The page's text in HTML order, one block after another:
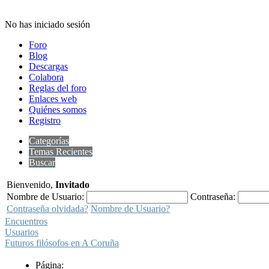
No has iniciado sesión
Foro
Blog
Descargas
Colabora
Reglas del foro
Enlaces web
Quiénes somos
Registro
Categorías
Temas Recientes
Buscar
Bienvenido, Invitado
Nombre de Usuario:
Contraseña:
Contraseña olvidada? Nombre de Usuario?
Encuentros
Usuarios
Futuros filósofos en A Coruña
Página: